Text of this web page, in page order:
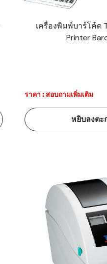
เครื่องพิมพ์บาร์โค้ด
Printer
ราคา : สอบถามเพิ่มเติม
หยิบลงตะ